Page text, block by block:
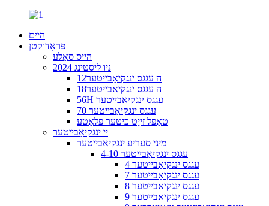
היים
פּראָדוקטן
הייס סאַלע
2024 ניו ליסטינג
12ה עגגס ינגקיאַבייטער
18ה עגגס ינגקיאַבייטער
56H עגגס ינגקיאַבייטער
70 עגגס ינגקיאַבייטער
טאָפּל זייַט כיטער פּלאַטע
יי ינגקיאַבייטער
מיני סעריע ינגקיאַבייטער
4-10 עגגס ינגקיאַבייטער
4 עגגס ינגקיאַבייטער
7 עגגס ינגקיאַבייטער
8 עגגס ינגקיאַבייטער
9 עגגס ינגקיאַבייטער